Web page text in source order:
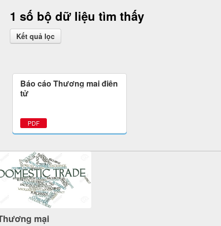
1 số bộ dữ liệu tìm thấy
Kết quả lọc
Báo cáo Thương mại điện
tử
PDF
mại